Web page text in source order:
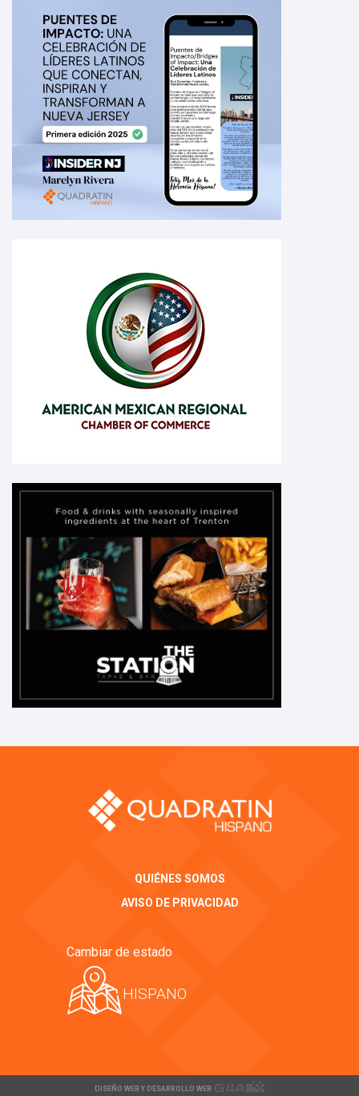
QUIÉNES SOMOS
AVISO DE PRIVACIDAD
Cambiar de estado
HISPANO
DISEÑO WEB Y DESARROLLO WEB